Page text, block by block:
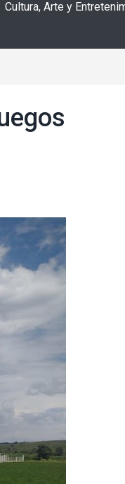
Cultura, Arte y